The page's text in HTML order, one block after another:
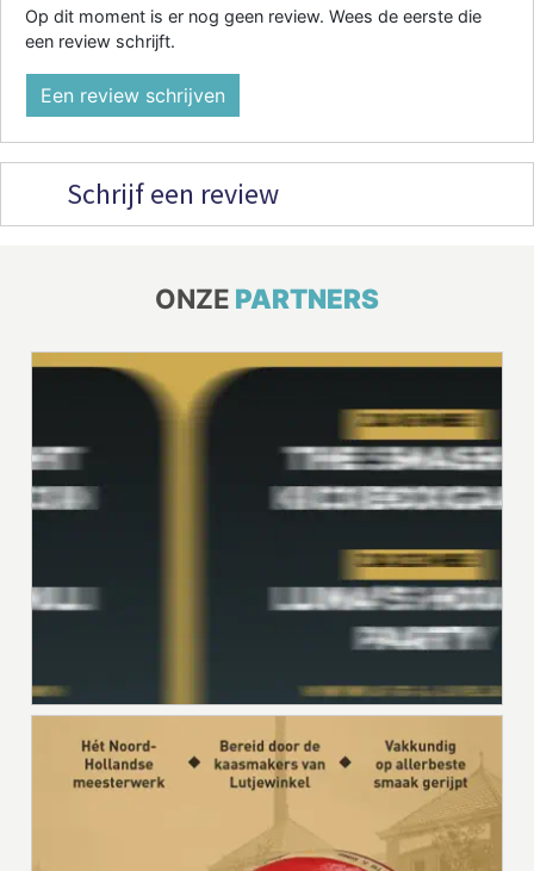
Op dit moment is er nog geen review. Wees de eerste die
een review schrijft.
Een review schrijven
Schrijf een review
ONZE PARTNERS